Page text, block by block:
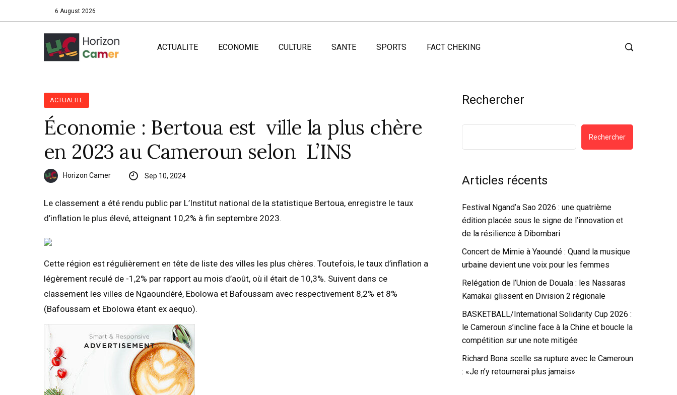
6 August 2026
ACTUALITE ECONOMIE CULTURE SANTE SPORTS FACT CHEKING
ACTUALITE
Économie : Bertoua est ville la plus chère
en 2023 au Cameroun selon L’INS
Horizon Camer Sep 10, 2024
Le classement a été rendu public par L’Institut national de la statistique Bertoua, enregistre le taux
d’inflation le plus élevé, atteignant 10,2% à fin septembre 2023.
Cette région est régulièrement en tête de liste des villes les plus chères. Toutefois, le taux d’inflation a
légèrement reculé de -1,2% par rapport au mois d’août, où il était de 10,3%. Suivent dans ce
classement les villes de Ngaoundéré, Ebolowa et Bafoussam avec respectivement 8,2% et 8%
(Bafoussam et Ebolowa étant ex aequo).
Rechercher
Rechercher
Articles récents
Festival Ngand’a Sao 2026 : une quatrième
édition placée sous le signe de l’innovation et
de la résilience à Dibombari
Concert de Mimie à Yaoundé : Quand la musique
urbaine devient une voix pour les femmes
Relégation de l’Union de Douala : les Nassaras
Kamakaï glissent en Division 2 régionale
BASKETBALL/International Solidarity Cup 2026 :
le Cameroun s’incline face à la Chine et boucle la
compétition sur une note mitigée
Richard Bona scelle sa rupture avec le Cameroun
: «Je n’y retournerai plus jamais»